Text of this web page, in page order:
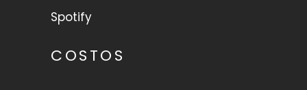
Spotify
COSTOS